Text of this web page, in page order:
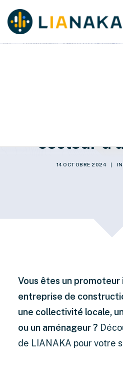
secteur
14 OCTOBRE 2024 |
Vous êtes un promoteur
entreprise de
une collectivité locale,
ou un aménageur ?
de LIANAKA pour votre